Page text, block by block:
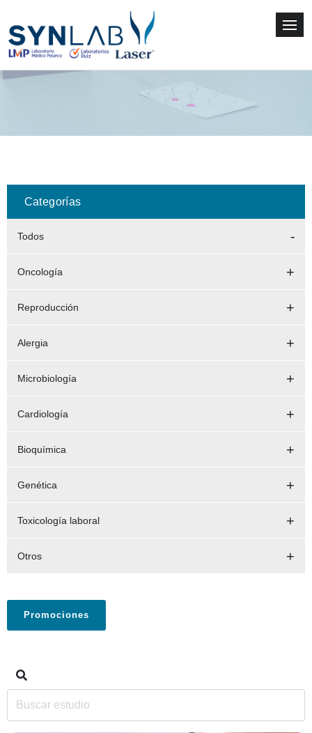
Categorías
Todos
Oncología
Reproducción
Alergia
Microbiología
Cardiología
Bioquímica
Genética
Toxicología laboral
Otros
Promociones